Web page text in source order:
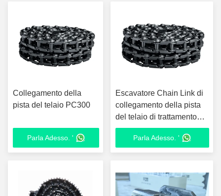
Collegamento della
pista del telaio PC300
Parla Adesso. '
Escavatore Chain Link di
collegamento della pista
del telaio di trattamento
termico PC650
Parla Adesso. '